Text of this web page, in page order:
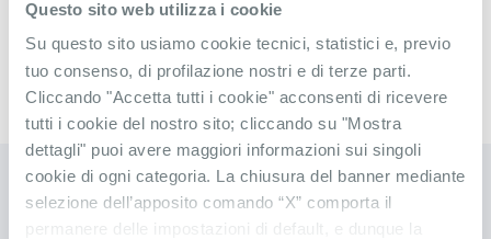
Questo sito web utilizza i cookie
Su questo sito usiamo cookie tecnici, statistici e, previo
tuo consenso, di profilazione nostri e di terze parti.
Cliccando "Accetta tutti i cookie" acconsenti di ricevere
tutti i cookie del nostro sito; cliccando su "Mostra
dettagli" puoi avere maggiori informazioni sui singoli
cookie di ogni categoria. La chiusura del banner mediante
selezione dell’apposito comando “X” comporta il
permanere delle impostazioni di default, e dunque la
sole, sport e momenti di puro relax in spa, qui si
vive senza orari e senza stress. Perfetto per chi
cerca il mix ideale tra chill e divertimento, sempre
con il Mediterraneo a fare da sfondo.
Foto del viaggio
DOMANDE FREQUENTI